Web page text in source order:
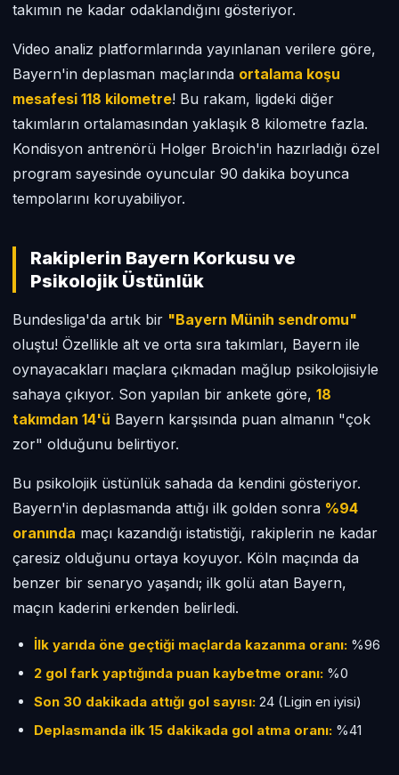
takımın ne kadar odaklandığını gösteriyor.
Video analiz platformlarında yayınlanan verilere göre,
Bayern'in deplasman maçlarında ortalama koşu
mesafesi 118 kilometre! Bu rakam, ligdeki diğer
takımların ortalamasından yaklaşık 8 kilometre fazla.
Kondisyon antrenörü Holger Broich'in hazırladığı özel
program sayesinde oyuncular 90 dakika boyunca
tempolarını koruyabiliyor.
Rakiplerin Bayern Korkusu ve
Psikolojik Üstünlük
Bundesliga'da artık bir "Bayern Münih sendromu"
oluştu! Özellikle alt ve orta sıra takımları, Bayern ile
oynayacakları maçlara çıkmadan mağlup psikolojisiyle
sahaya çıkıyor. Son yapılan bir ankete göre, 18
takımdan 14'ü Bayern karşısında puan almanın "çok
zor" olduğunu belirtiyor.
Bu psikolojik üstünlük sahada da kendini gösteriyor.
Bayern'in deplasmanda attığı ilk golden sonra %94
oranında maçı kazandığı istatistiği, rakiplerin ne kadar
çaresiz olduğunu ortaya koyuyor. Köln maçında da
benzer bir senaryo yaşandı; ilk golü atan Bayern,
maçın kaderini erkenden belirledi.
İlk yarıda öne geçtiği maçlarda kazanma oranı: %96
2 gol fark yaptığında puan kaybetme oranı: %0
Son 30 dakikada attığı gol sayısı: 24 (Ligin en iyisi)
Deplasmanda ilk 15 dakikada gol atma oranı: %41